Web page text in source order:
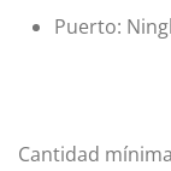
Puerto:
Cantidad